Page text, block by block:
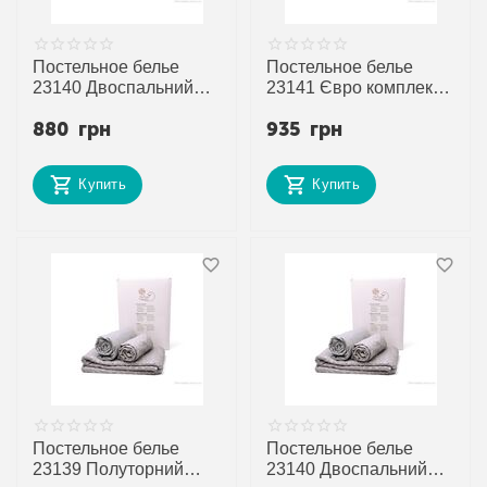
Постельное белье
23140 Двоспальний
(2 шт. р.сетка )
оптом от прямого
поставщика
880 грн
Купить
Постельное белье
23141 Євро комплект
р.сетка ) "Obuvok"
прямого поставщика
935 грн
Купить
Постельное белье
23139 Полуторний
Постельное белье
23140 Двоспальний